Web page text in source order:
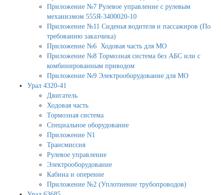
Приложение №7 Рулевое управление с рулевым
механизмом 555Я-3400020-10
Приложение №11 Сиденья водителя и пассажиров (По
требованию заказчика)
Приложение №6 Ходовая часть для МО
Приложение №8 Тормозная система без АБС или с
комбинированным приводом
Приложение №9 Электрооборудование для МО
Урал 4320-41
Двигатель
Ходовая часть
Тормозная система
Специальное оборудование
Приложение N1
Трансмиссия
Рулевое управление
Электрооборудование
Кабина и оперение
Приложение №2 (Уплотнение трубопроводов)